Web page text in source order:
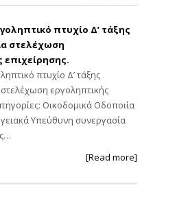
πτυχίο Δ’ τάξης
στελέχωση
επιχείρησης.
πτυχίο Δ’ τάξης
εργοληπτικής
Οικοδομικά Οδοποιία
Υπεύθυνη συνεργασία
[Read more]